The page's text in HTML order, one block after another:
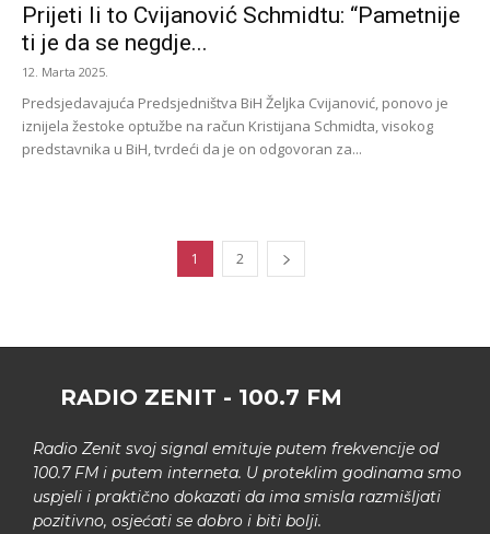
Prijeti li to Cvijanović Schmidtu: “Pametnije
ti je da se negdje...
12. Marta 2025.
Predsjedavajuća Predsjedništva BiH Željka Cvijanović, ponovo je
iznijela žestoke optužbe na račun Kristijana Schmidta, visokog
predstavnika u BiH, tvrdeći da je on odgovoran za...
1 2
RADIO ZENIT - 100.7 FM
Radio Zenit svoj signal emituje putem frekvencije od
100.7 FM i putem interneta. U proteklim godinama smo
uspjeli i praktično dokazati da ima smisla razmišljati
pozitivno, osjećati se dobro i biti bolji.